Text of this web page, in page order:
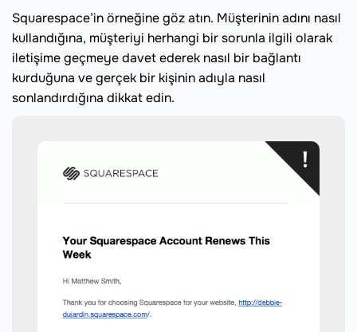
Squarespace’in örneğine göz atın. Müşterinin adını nasıl
kullandığına, müşteriyi herhangi bir sorunla ilgili olarak
iletişime geçmeye davet ederek nasıl bir bağlantı
kurduğuna ve gerçek bir kişinin adıyla nasıl
sonlandırdığına dikkat edin.